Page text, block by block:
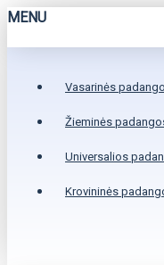
MENU
Vasarinės
Žieminės
Universalios
Krovininės